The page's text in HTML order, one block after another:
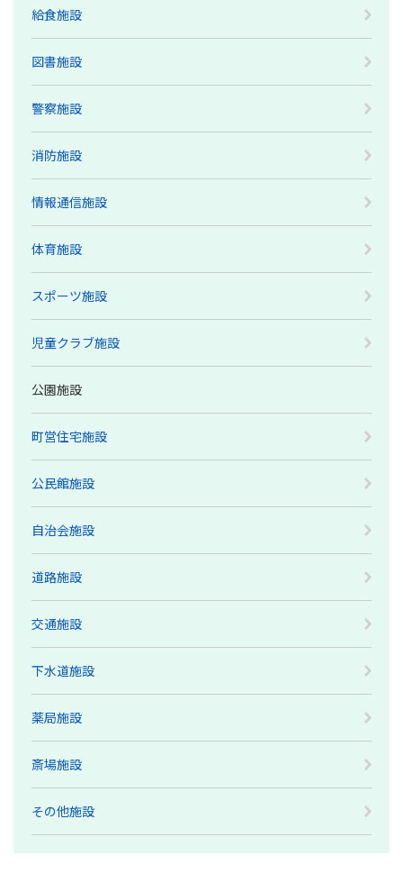
給食施設
図書施設
警察施設
消防施設
情報通信施設
体育施設
スポーツ施設
児童クラブ施設
公園施設
町営住宅施設
公民館施設
自治会施設
道路施設
交通施設
下水道施設
薬局施設
斎場施設
その他施設